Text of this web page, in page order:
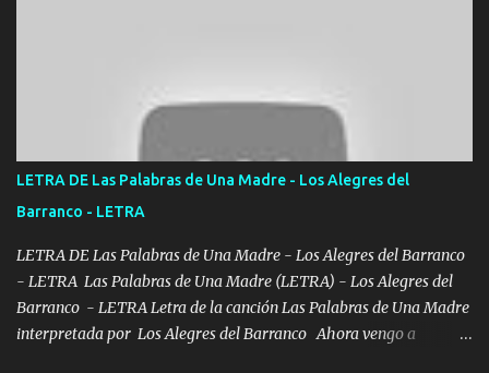
Ando en la colonia bien acelerado traigo un M2 que nunca me ha
fallado para mi compadre mandó un fuerte abrazo también al
Especial sabe que lo apreciamos En los mejores antros me verán
tomando con mujeres hermosas y botellas destapando siempre
bien cuidado bien atrabancado y a los que me conocen ya saben de
lo que hablo Entre lob...
LETRA DE Las Palabras de Una Madre - Los Alegres del
Barranco - LETRA
LETRA DE Las Palabras de Una Madre - Los Alegres del Barranco
- LETRA Las Palabras de Una Madre (LETRA) - Los Alegres del
Barranco - LETRA Letra de la canción Las Palabras de Una Madre
interpretada por Los Alegres del Barranco Ahora vengo a